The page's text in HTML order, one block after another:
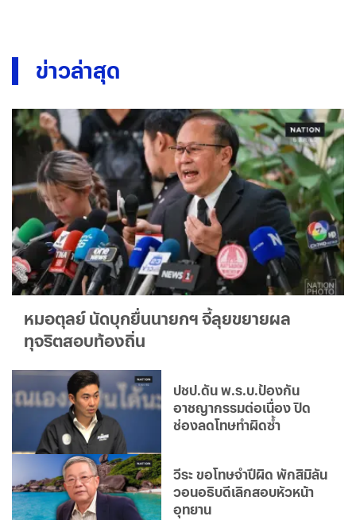
ข่าวล่าสุด
หมอตุลย์ นัดบุกยื่นนายกฯ จี้ลุยขยายผล
ทุจริตสอบท้องถิ่น
ปชป.ดัน พ.ร.บ.ป้องกัน
อาชญากรรมต่อเนื่อง ปิด
ช่องลดโทษทำผิดซ้ำ
วีระ ขอโทษจำปีผิด พักสิมิลัน
วอนอธิบดีเลิกสอบหัวหน้า
อุทยาน